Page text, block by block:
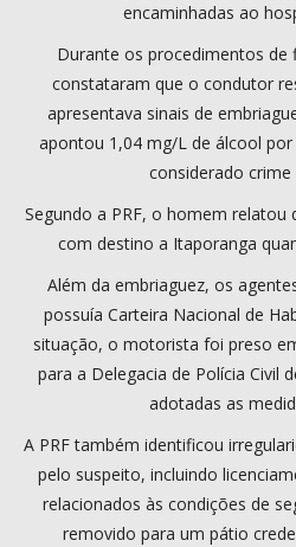
encaminhadas ao
Durante os procedimentos de
constataram que o condutor
apresentava sinais de
apontou 1,04 mg/L de álcool
considerado
Segundo a PRF, o homem
com destino a Itaporanga
Além da embriaguez, os
possuía Carteira Nacional de
situação, o motorista foi preso
para a Delegacia de Polícia Civil
adotadas as
A PRF também identificou
pelo suspeito, incluindo
relacionados às condições de
removido para um pátio